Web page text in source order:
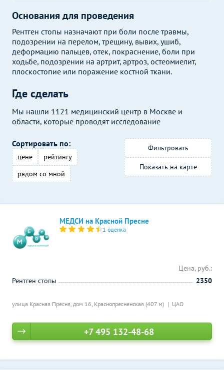
Где сделать
Мы нашли 1121 медицинский центр в Москве и
области, которые проводят исследование
Сортировать по:
цене
рейтингу
рядом со мной
Фильтровать
Показать на карте
Основания для проведения
Рентген стопы назначают при боли после травмы,
подозрении на перелом, трещину, вывих, ушиб,
деформацию пальцев, отек, покраснение, боли при
ходьбе, подозрении на артрит, артроз, остеомиелит,
плоскостопие или поражение костной ткани.
МЕДСИ на Красной Пресне
1 оценка
улица Красная Пресня, дом 16, Краснопресненская (407 м) ЦАО
Цена, руб.:
Рентген стопы
2350
+7 495 132-48-68